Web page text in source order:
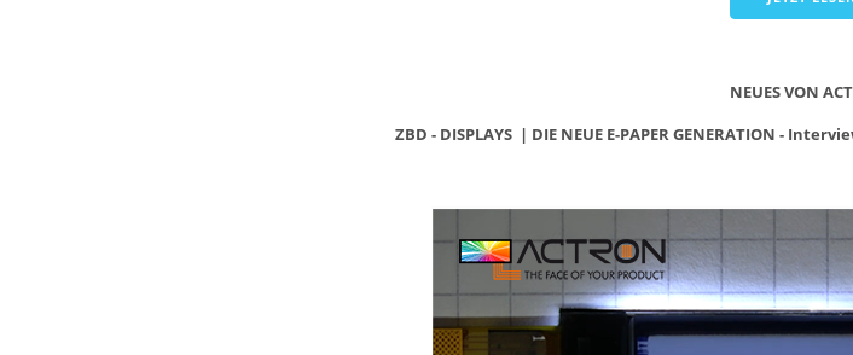
NEUES VON
ZBD - DISPLAYS | DIE NEUE E-PAPER GENERATION -